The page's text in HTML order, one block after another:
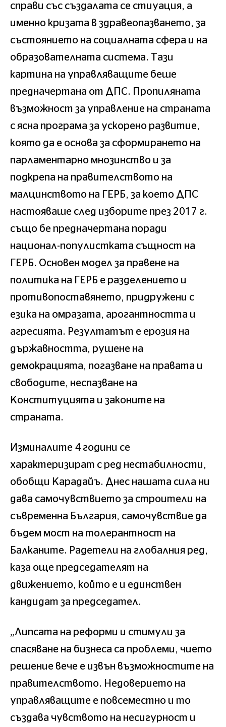
справи със създалата се стиуация, а
именно кризата в здравеопазването, за
състоянието на социалната сфера и на
образователната система. Тази
картина на управляващите беше
предначертана от ДПС. Пропиляната
възможност за управление на страната
с ясна програма за ускорено развитие,
която да е основа за сформирането на
парламентарно мнозинство и за
подкрепа на правителството на
малцинството на ГЕРБ, за което ДПС
настояваше след изборите през 2017 г.
също бе предначертана поради
национал-популистката същност на
ГЕРБ. Основен модел за правене на
политика на ГЕРБ е разделението и
противопоставянето, придружени с
езика на омразата, арогантността и
агресията. Резултатът е ерозия на
държавността, рушене на
демокрацията, погазване на правата и
свободите, неспазване на
Конституцията и законите на
страната.
Изминалите 4 години се
характеризират с ред нестабилности,
обобщи Карадайъ. Днес нашата сила ни
дава самочувствието за строители на
съвременна България, самочувствие да
бъдем мост на толерантност на
Балканите. Радетели на глобалния ред,
каза още председателят на
движението, който е и единствен
кандидат за председател.
„Липсата на реформи и стимули за
спасяване на бизнеса са проблеми, чието
решение вече е извън възможностите на
правителството. Недоверието на
управляващите е повсеместно и то
създава чувството на несигурност и